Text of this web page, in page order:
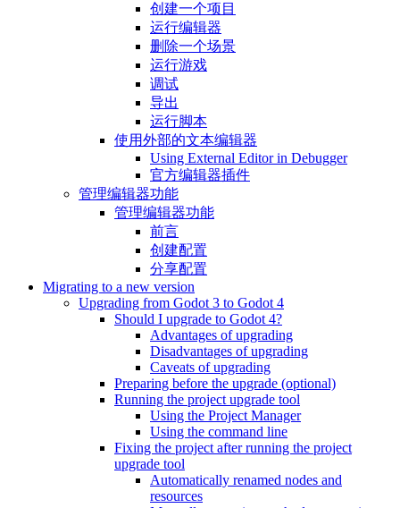
创建一个项目
运行编辑器
删除一个场景
运行游戏
调试
导出
运行脚本
使用外部的文本编辑器
Using External Editor in Debugger
官方编辑器插件
管理编辑器功能
管理编辑器功能
前言
创建配置
分享配置
Migrating to a new version
Upgrading from Godot 3 to Godot 4
Should I upgrade to Godot 4?
Advantages of upgrading
Disadvantages of upgrading
Caveats of upgrading
Preparing before the upgrade (optional)
Running the project upgrade tool
Using the Project Manager
Using the command line
Fixing the project after running the project
upgrade tool
Automatically renamed nodes and
resources